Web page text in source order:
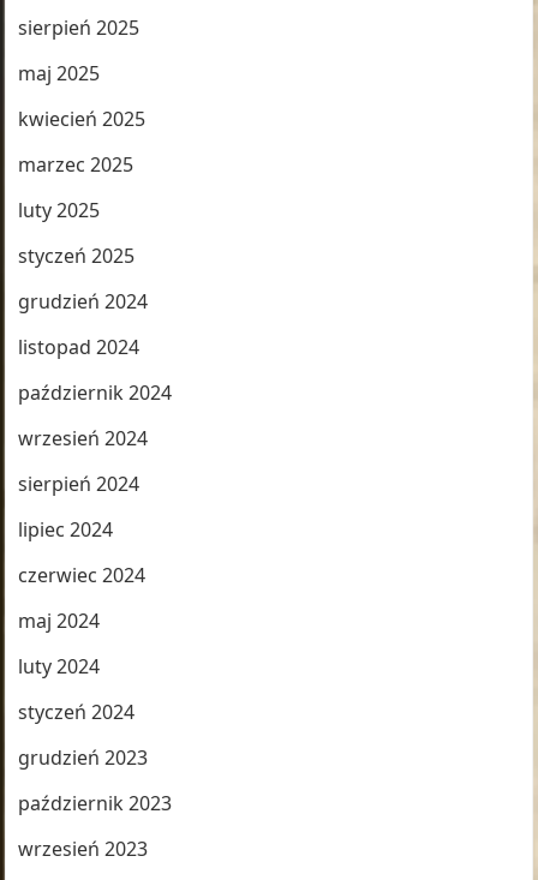
sierpień 2025
maj 2025
kwiecień 2025
marzec 2025
luty 2025
styczeń 2025
grudzień 2024
listopad 2024
październik 2024
wrzesień 2024
sierpień 2024
lipiec 2024
czerwiec 2024
maj 2024
luty 2024
styczeń 2024
grudzień 2023
październik 2023
wrzesień 2023